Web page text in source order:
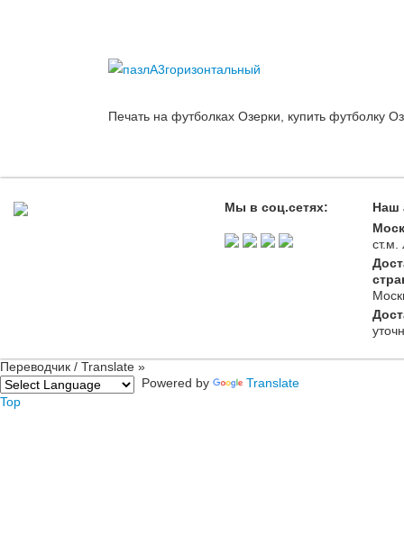
Печать на футболках Озерки, купить футболку
Мы в соц.сетях:
Наш
ст.м.
Переводчик / Translate »
Powered by
Translate
Top